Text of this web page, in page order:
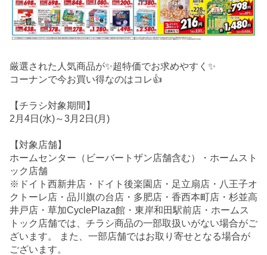
厳選された人気商品が✨超特価でお求めやすく✨
コーナンで今お買い得なのはコレ👍
【チラシ対象期間】
2月4日(水)～3月2日(月)
【対象店舗】
ホームセンター（ビーバートザン店舗含む）・ホームスト
ック店舗
※ドイト西新井店・ドイト後楽園店・足立扇店・八王子オ
クトーレ店・品川旗の台店・多肥店・香西本町店・杉並高
井戸店・草加CyclePlaza館・東岸和田駅前店・ホームス
トック店舗では、チラシ商品の一部取扱いがない場合がご
ざいます。 また、一部店舗ではお取り寄せとなる場合が
ございます。